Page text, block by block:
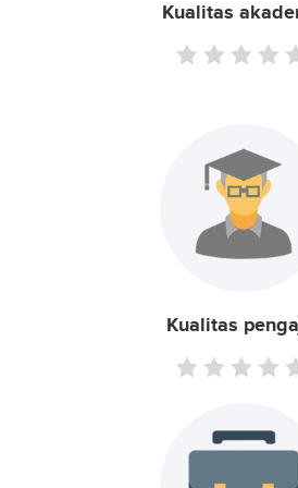
Kualitas
Kualitas